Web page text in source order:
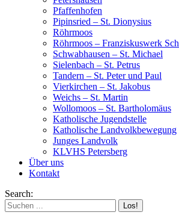
Pfaffenhofen
Pipinsried – St. Dionysius
Röhrmoos
Röhrmoos – Franziskuswerk
Schwabhausen – St. Michael
Sielenbach – St. Petrus
Tandern – St. Peter und Paul
Vierkirchen – St. Jakobus
Weichs – St. Martin
Wollomoos – St. Bartholomäus
Katholische Jugendstelle
Katholische Landvolkbewegung
Junges Landvolk
KLVHS Petersberg
Über uns
Kontakt
Search: